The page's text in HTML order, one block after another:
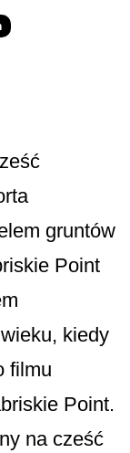
gruntów
Point
kiedy
filmu
Point.
na cześć